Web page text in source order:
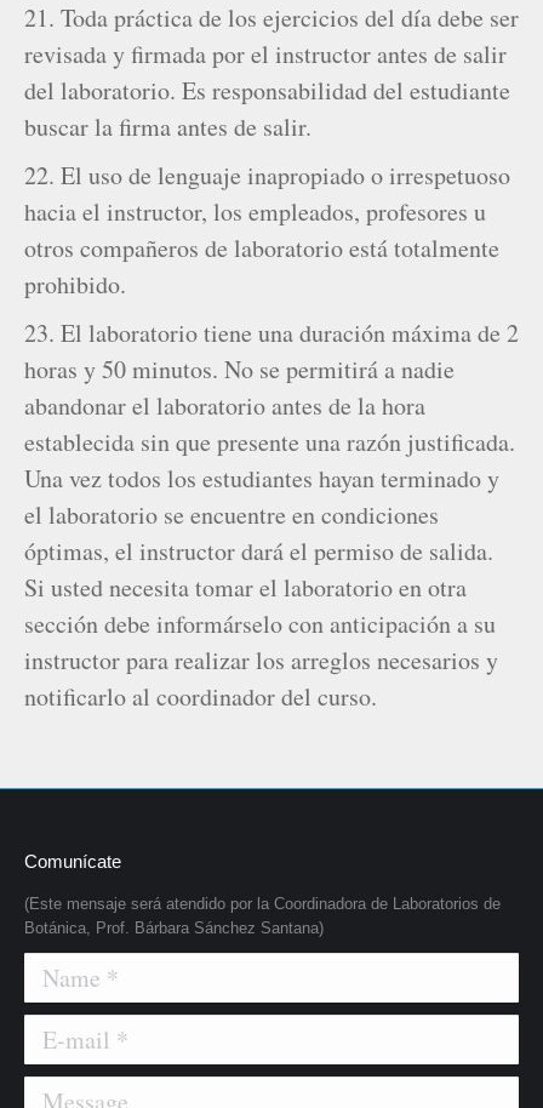
21. Toda práctica de los ejercicios del día debe ser
revisada y firmada por el instructor antes de salir
del laboratorio. Es responsabilidad del estudiante
buscar la firma antes de salir.
22. El uso de lenguaje inapropiado o irrespetuoso
hacia el instructor, los empleados, profesores u
otros compañeros de laboratorio está totalmente
prohibido.
23. El laboratorio tiene una duración máxima de 2
horas y 50 minutos. No se permitirá a nadie
abandonar el laboratorio antes de la hora
establecida sin que presente una razón justificada.
Una vez todos los estudiantes hayan terminado y
el laboratorio se encuentre en condiciones
óptimas, el instructor dará el permiso de salida.
Si usted necesita tomar el laboratorio en otra
sección debe informárselo con anticipación a su
instructor para realizar los arreglos necesarios y
notificarlo al coordinador del curso.
Comunícate
(Este mensaje será atendido por la Coordinadora de Laboratorios de
Botánica, Prof. Bárbara Sánchez Santana)